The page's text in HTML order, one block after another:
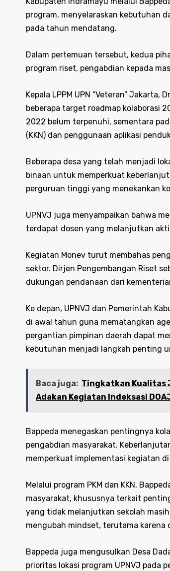
program, menyelaraskan kebutuhan
pada tahun mendatang.
Dalam pertemuan tersebut, kedua
program riset, pengabdian kepada
Kepala LPPM UPN “Veteran”
beberapa target roadmap kolaborasi
2022 belum terpenuhi, sementara
(KKN) dan penggunaan aplikasi
Beberapa desa yang telah menjadi
binaan untuk memperkuat
perguruan tinggi yang menekankan
UPNVJ juga menyampaikan bahwa
terdapat dosen yang melanjutkan
Kegiatan Monev turut membahas
sektor. Dirjen Pengembangan Riset
dukungan pendanaan dari
Ke depan, UPNVJ dan Pemerintah
di awal tahun guna mematangkan
pergantian pimpinan daerah dapat
kebutuhan menjadi langkah penting
Baca juga: Tingkatkan Kualitas
Adakan Kegiatan Indeksasi
Bappeda menegaskan pentingnya
pengabdian masyarakat.
memperkuat implementasi kegiatan
Melalui program PKM dan KKN,
masyarakat, khususnya terkait
yang tidak melanjutkan sekolah
mengubah mindset, terutama karena
Bappeda juga mengusulkan Desa
prioritas lokasi program UPNVJ pada